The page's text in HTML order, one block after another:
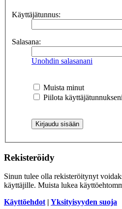
Käyttäjätunnus:
Salasana:
Unohdin salasanani
Muista minut
Piilota
Rekisteröidy
Sinun tulee olla rekisteröitynyt
käyttäjille. Muista lukea
Käyttöehdot | Yksityisyyden suoja